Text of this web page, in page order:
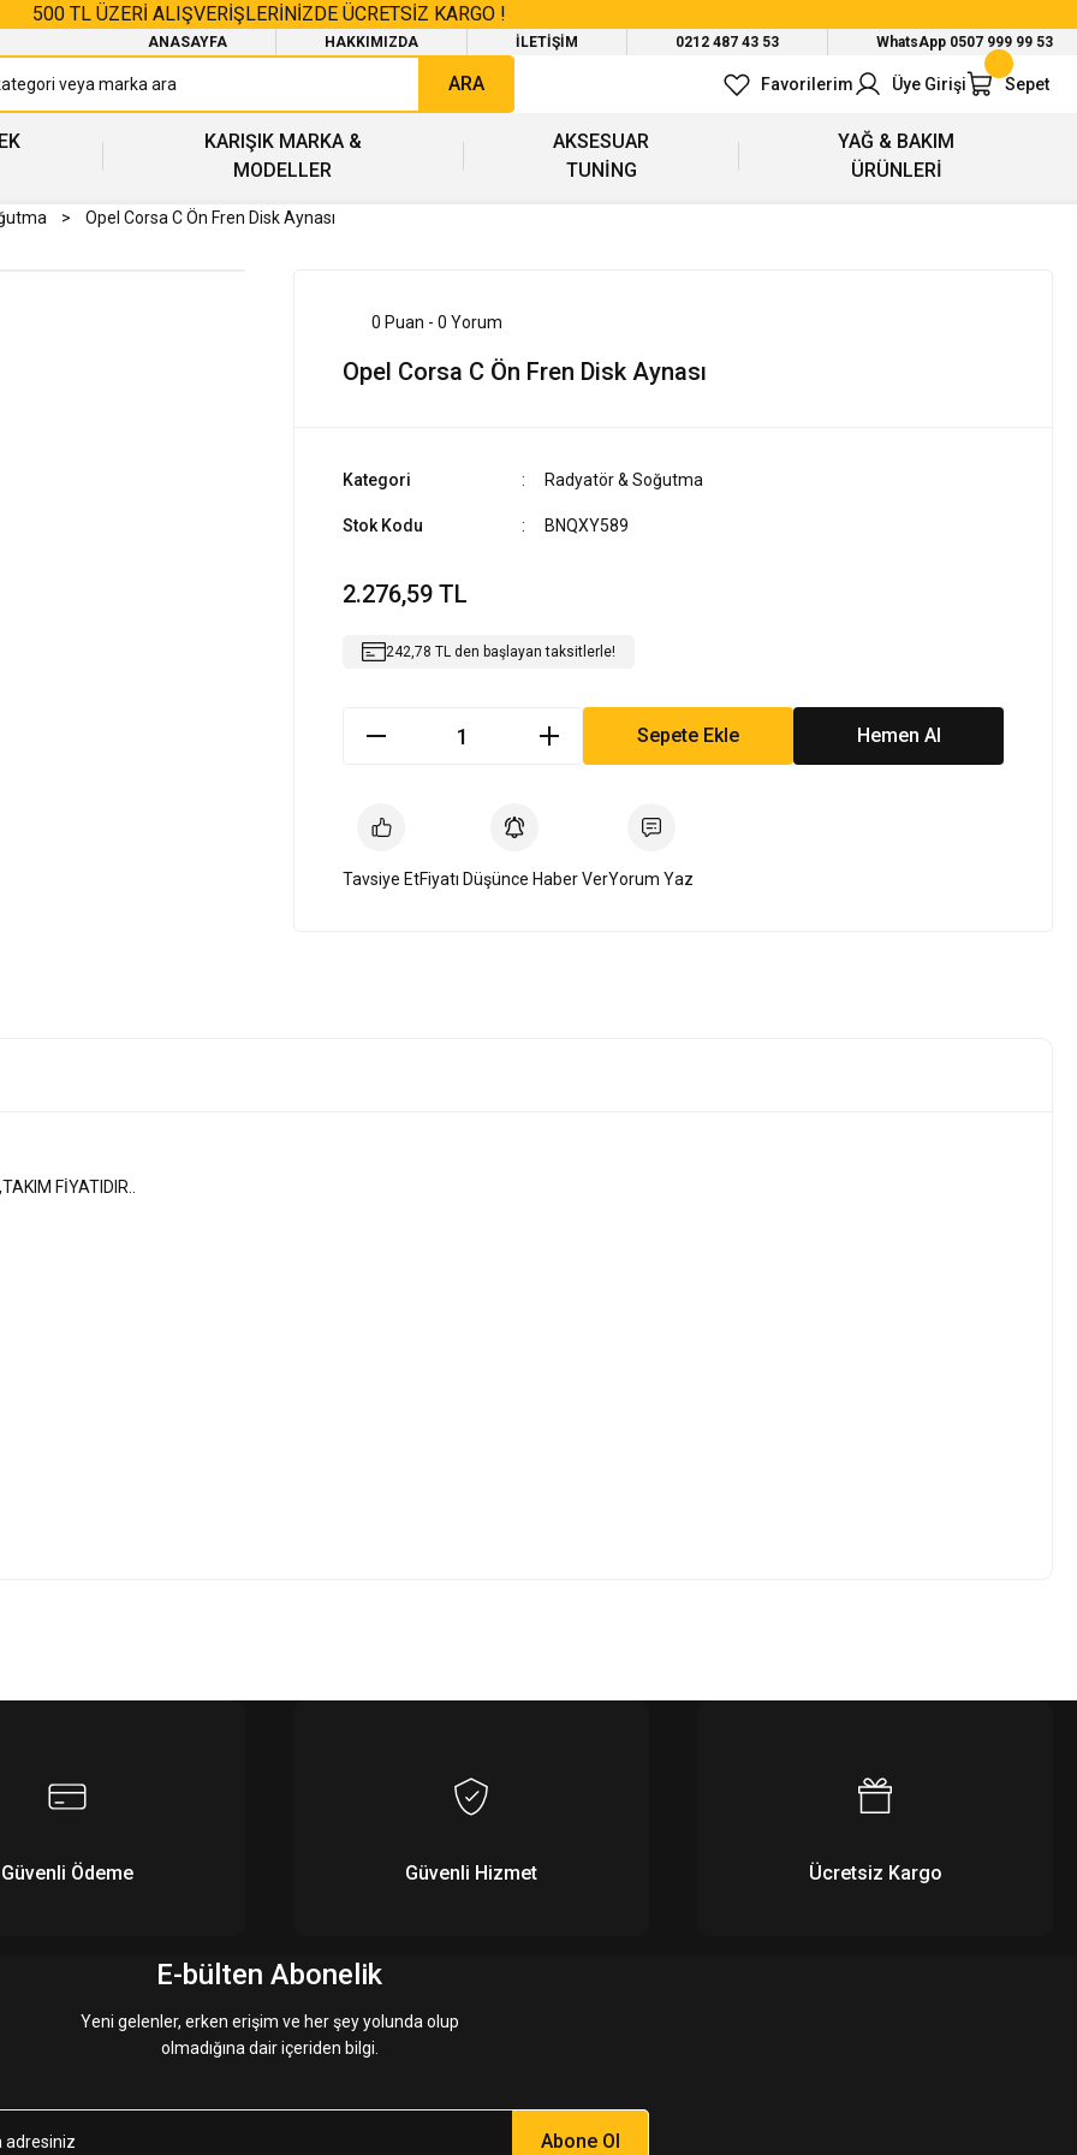
500 TL ÜZERİ ALIŞVERİŞLERİNİZDE ÜCRETSİZ KARGO !
ANASAYFA HAKKIMIZDA İLETİŞİM 0212 487 43 53 WhatsApp 0507 999 99 53
ARA Favorilerim Üye Girişi Sepet
KARIŞIK MARKA &
MODELLER
AKSESUAR
TUNİNG
YAĞ & BAKIM
ÜRÜNLERİ
Opel Corsa C Ön Fren Disk Aynası
0 Puan - 0 Yorum
Opel Corsa C Ön Fren Disk Aynası
Kategori Radyatör & Soğutma
Stok Kodu BNQXY589
2.276,59 TL
242,78 TL den başlayan taksitlerle!
Sepete Ekle Hemen Al
Tavsiye EtFiyatı Düşünce Haber VerYorum Yaz
FİYATIDIR..
Güvenli Ödeme Güvenli Hizmet Ücretsiz Kargo
E-bülten Abonelik
Yeni gelenler, erken erişim ve her şey yolunda olup
olmadığına dair içeriden bilgi.
Abone Ol